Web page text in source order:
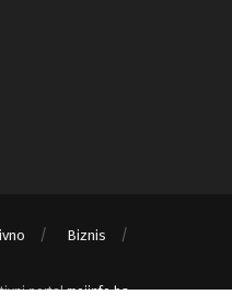
Biznis
portalmojinfo.ba.